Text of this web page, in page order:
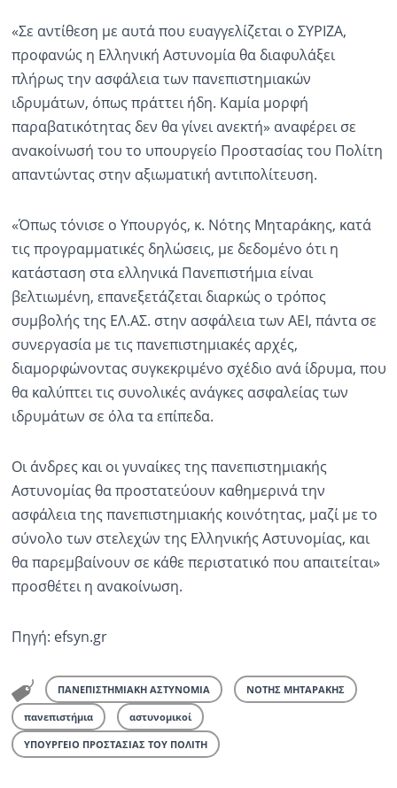
«Σε αντίθεση με αυτά που ευαγγελίζεται ο ΣΥΡΙΖΑ,
προφανώς η Ελληνική Αστυνομία θα διαφυλάξει
πλήρως την ασφάλεια των πανεπιστημιακών
ιδρυμάτων, όπως πράττει ήδη. Καμία μορφή
παραβατικότητας δεν θα γίνει ανεκτή» αναφέρει σε
ανακοίνωσή του το υπουργείο Προστασίας του Πολίτη
απαντώντας στην αξιωματική αντιπολίτευση.
«Όπως τόνισε ο Υπουργός, κ. Νότης Μηταράκης, κατά
τις προγραμματικές δηλώσεις, με δεδομένο ότι η
κατάσταση στα ελληνικά Πανεπιστήμια είναι
βελτιωμένη, επανεξετάζεται διαρκώς ο τρόπος
συμβολής της ΕΛ.ΑΣ. στην ασφάλεια των ΑΕΙ, πάντα σε
συνεργασία με τις πανεπιστημιακές αρχές,
διαμορφώνοντας συγκεκριμένο σχέδιο ανά ίδρυμα, που
θα καλύπτει τις συνολικές ανάγκες ασφαλείας των
ιδρυμάτων σε όλα τα επίπεδα.
Οι άνδρες και οι γυναίκες της πανεπιστημιακής
Αστυνομίας θα προστατεύουν καθημερινά την
ασφάλεια της πανεπιστημιακής κοινότητας, μαζί με το
σύνολο των στελεχών της Ελληνικής Αστυνομίας, και
θα παρεμβαίνουν σε κάθε περιστατικό που απαιτείται»
προσθέτει η ανακοίνωση.
Πηγή: efsyn.gr
ΠΑΝΕΠΙΣΤΗΜΙΑΚΗ ΑΣΤΥΝΟΜΙΑ ΝΟΤΗΣ ΜΗΤΑΡΑΚΗΣ
πανεπιστήμια αστυνομικοί
ΥΠΟΥΡΓΕΙΟ ΠΡΟΣΤΑΣΙΑΣ ΤΟΥ ΠΟΛΙΤΗ